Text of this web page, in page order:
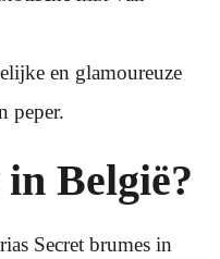
en glamoureuze
peper.
België?
Secret brumes in